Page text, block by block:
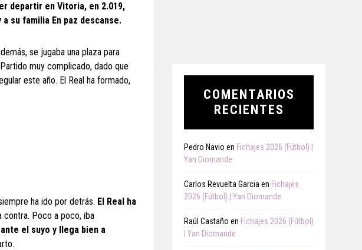
departir en Vitoria, en 2.019,
su familia En paz descanse.
se jugaba una plaza para
muy complicado, dado que
este año. El Real ha formado,
ha ido por detrás. El Real ha
contra. Poco a poco, iba
el suyo y llega bien a
COMENTARIOS
RECIENTES
Pedro Navio en Fichajes 2026 (Fútbol) |
Yan Diomande
Carlos Revuelta Garcia en Fichajes
2026 (Fútbol) | Yan Diomande
Raúl Castaño en Fichajes 2026 (Fútbol)
| Yan Diomande